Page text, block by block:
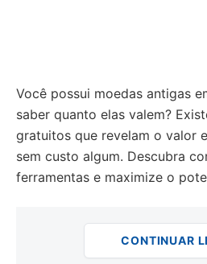
Você possui moedas antigas
saber quanto elas valem?
gratuitos que revelam o valor
sem custo algum. Descubra
ferramentas e maximize o
CONTINUAR